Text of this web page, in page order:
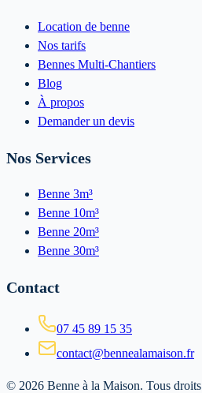
Location de benne
Nos tarifs
Bennes Multi-Chantiers
Blog
À propos
Demander un devis
Nos Services
Benne 3m³
Benne 10m³
Benne 20m³
Benne 30m³
Contact
07 45 89 15 35
contact@bennealamaison.fr
© 2026 Benne à la Maison. Tous